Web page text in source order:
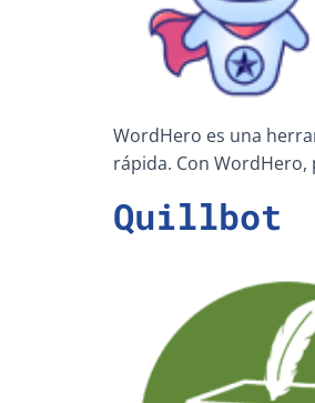
WordHero es una
rápida. Con
Quillbot